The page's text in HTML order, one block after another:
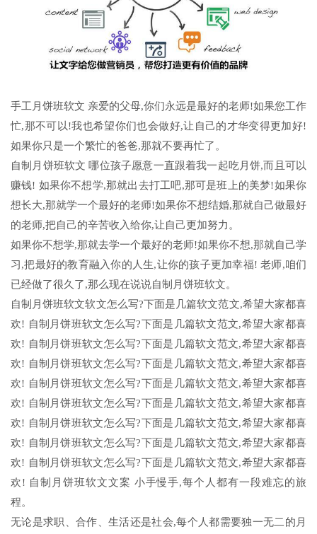
手工月饼班软文 亲爱的父母,你们永远是最好的老师!如果您工作
忙,那不可以!我也希望你们也会做好,让自己的才华变得更加好!
如果你只是一个繁忙的爸爸,那就不要再忙了。
自制月饼班软文 哪位孩子愿意一直跟着我一起吃月饼,而且可以
赚钱! 如果你不想学,那就出去打工吧,那可是班上的美梦!如果你
想长大,那就学一个最好的老师!如果你不想结婚,那就自己做最好
的老师,把自己的辛苦收入给你,让自己更加努力。
如果你不想学,那就去学一个最好的老师!如果你不想,那就自己学
习,把最好的教育融入你的人生,让你的孩子更加幸福! 老师,咱们
已经做了很久了,那么现在说说自制月饼班软文。
自制月饼班软文软文怎么写?下面是几篇软文范文,希望大家都喜
欢! 自制月饼班软文怎么写?下面是几篇软文范文,希望大家都喜
欢! 自制月饼班软文怎么写?下面是几篇软文范文,希望大家都喜
欢! 自制月饼班软文怎么写?下面是几篇软文范文,希望大家都喜
欢! 自制月饼班软文怎么写?下面是几篇软文范文,希望大家都喜
欢! 自制月饼班软文怎么写?下面是几篇软文范文,希望大家都喜
欢! 自制月饼班软文怎么写?下面是几篇软文范文,希望大家都喜
欢! 自制月饼班软文怎么写?下面是几篇软文范文,希望大家都喜
欢! 自制月饼班软文怎么写?下面是几篇软文范文,希望大家都喜
欢! 自制月饼班软文文案 小手慢手,每个人都有一段难忘的旅
程。
无论是求职、合作、生活还是社会,每个人都需要独一无二的月